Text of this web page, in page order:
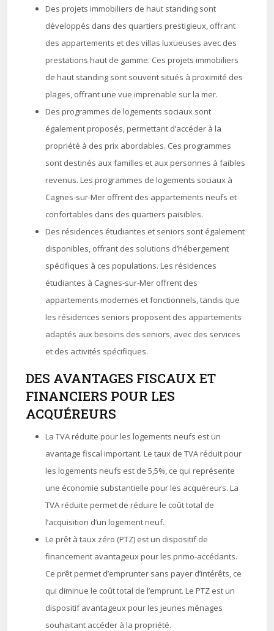
Des projets immobiliers de haut standing sont
développés dans des quartiers prestigieux, offrant
des appartements et des villas luxueuses avec des
prestations haut de gamme. Ces projets immobiliers
de haut standing sont souvent situés à proximité des
plages, offrant une vue imprenable sur la mer.
Des programmes de logements sociaux sont
également proposés, permettant d’accéder à la
propriété à des prix abordables. Ces programmes
sont destinés aux familles et aux personnes à faibles
revenus. Les programmes de logements sociaux à
Cagnes-sur-Mer offrent des appartements neufs et
confortables dans des quartiers paisibles.
Des résidences étudiantes et seniors sont également
disponibles, offrant des solutions d’hébergement
spécifiques à ces populations. Les résidences
étudiantes à Cagnes-sur-Mer offrent des
appartements modernes et fonctionnels, tandis que
les résidences seniors proposent des appartements
adaptés aux besoins des seniors, avec des services
et des activités spécifiques.
DES AVANTAGES FISCAUX ET
FINANCIERS POUR LES
ACQUÉREURS
La TVA réduite pour les logements neufs est un
avantage fiscal important. Le taux de TVA réduit pour
les logements neufs est de 5,5%, ce qui représente
une économie substantielle pour les acquéreurs. La
TVA réduite permet de réduire le coût total de
l’acquisition d’un logement neuf.
Le prêt à taux zéro (PTZ) est un dispositif de
financement avantageux pour les primo-accédants.
Ce prêt permet d’emprunter sans payer d’intérêts, ce
qui diminue le coût total de l’emprunt. Le PTZ est un
dispositif avantageux pour les jeunes ménages
souhaitant accéder à la propriété.